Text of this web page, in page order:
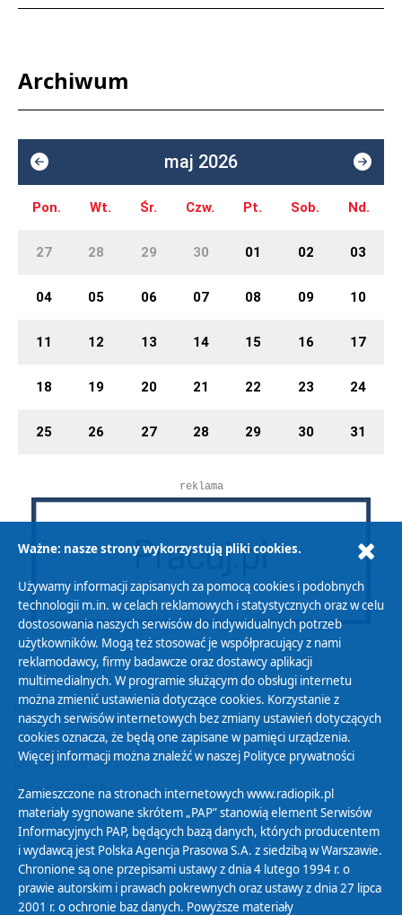
Archiwum
maj 2026
Pon. Wt. Śr. Czw. Pt. Sob. Nd.
27 28 29 30 01 02 03
04 05 06 07 08 09 10
11 12 13 14 15 16 17
18 19 20 21 22 23 24
25 26 27 28 29 30 31
reklama
Polityka Prywatności
Zasady korzystania z Serwisu
Organizacje Pożytku Publicznego
Cyfryzacja DAB+
Polityka ochrony danych osobowych
Abonament
Zamówienia publiczne
Ważne: nasze strony wykorzystują pliki cookies.
Używamy informacji zapisanych za pomocą cookies i podobnych
technologii m.in. w celach reklamowych i statystycznych oraz w celu
dostosowania naszych serwisów do indywidualnych potrzeb
użytkowników. Mogą też stosować je współpracujący z nami
reklamodawcy, firmy badawcze oraz dostawcy aplikacji
multimedialnych. W programie służącym do obsługi internetu
można zmienić ustawienia dotyczące cookies. Korzystanie z
naszych serwisów internetowych bez zmiany ustawień dotyczących
cookies oznacza, że będą one zapisane w pamięci urządzenia.
Więcej informacji można znaleźć w naszej Polityce prywatności
Zamieszczone na stronach internetowych www.radiopik.pl
materiały sygnowane skrótem „PAP” stanowią element Serwisów
Informacyjnych PAP, będących bazą danych, których producentem
i wydawcą jest Polska Agencja Prasowa S.A. z siedzibą w Warszawie.
Chronione są one przepisami ustawy z dnia 4 lutego 1994 r. o
prawie autorskim i prawach pokrewnych oraz ustawy z dnia 27 lipca
2001 r. o ochronie baz danych. Powyższe materiały